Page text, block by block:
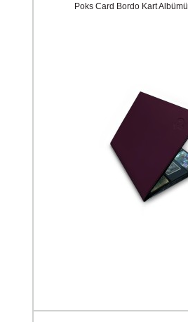
Poks Card Bordo Kart Albümü